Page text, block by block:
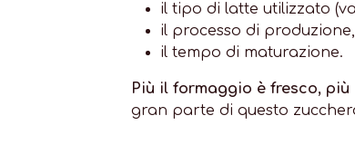
il tipo di latte utilizzato
il processo di produzione,
il tempo di maturazione.
Più il formaggio è fresco,
gran parte di questo